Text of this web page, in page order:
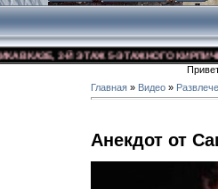
3-Й ЭТАЖ 5-ЭТАЖНОГО
Главная » Видео »
Анекдот от